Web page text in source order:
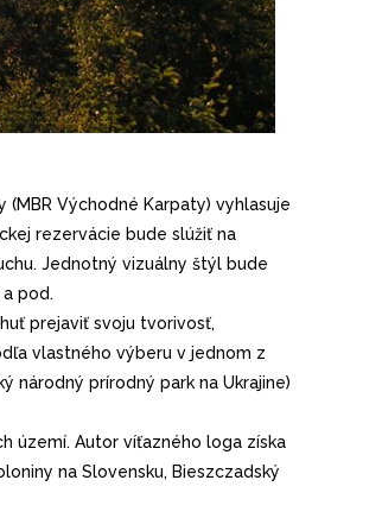
Východné Karpaty) vyhlasuje
rezervácie bude slúžiť na
Jednotný vizuálny štýl bude
pod.
prejaviť svoju tvorivosť,
vlastného výberu v jednom z
národný prírodný park na Ukrajine)
území. Autor víťazného loga získa
na Slovensku, Bieszczadský